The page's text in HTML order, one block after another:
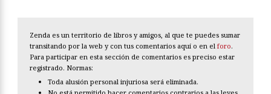
Zenda es un territorio de libros y amigos, al que te puedes sumar
transitando por la web y con tus comentarios aquí o en el foro.
Para participar en esta sección de comentarios es preciso estar
registrado. Normas:
Toda alusión personal injuriosa será eliminada.